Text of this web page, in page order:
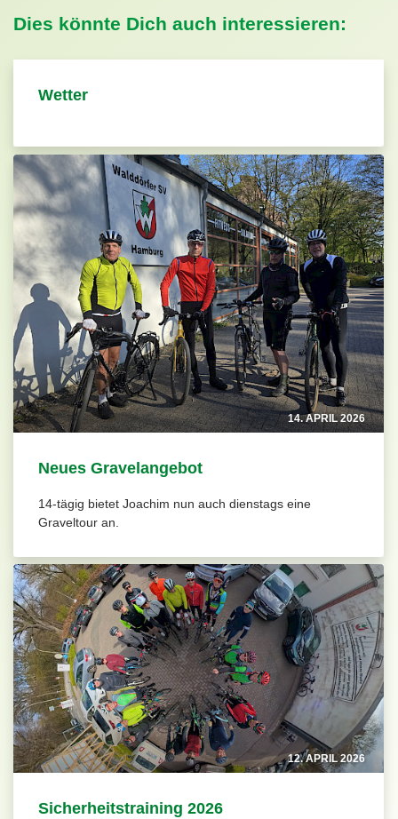
Dies könnte Dich auch interessieren:
Wetter
14. APRIL 2026
Neues Gravelangebot
14-tägig bietet Joachim nun auch dienstags eine
Graveltour an.
12. APRIL 2026
Sicherheitstraining 2026